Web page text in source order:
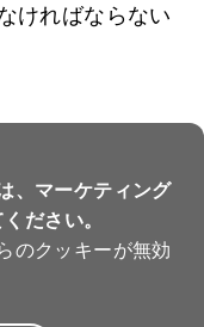
ければならない
、マーケティング
ださい。
のクッキーが無効